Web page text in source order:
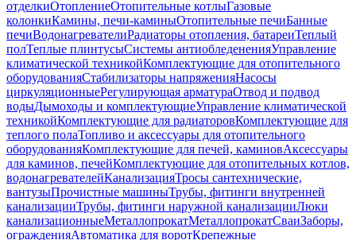
отделкиОтоплениеОтопительные котлыГазовые
колонкиКамины, печи-каминыОтопительные печиБанные
печиВодонагревателиРадиаторы отопления, батареиТеплый
полТеплые плинтусыСистемы антиобледененияУправление
климатической техникойКомплектующие для отопительного
оборудованияСтабилизаторы напряженияНасосы
циркуляционныеРегулирующая арматураОтвод и подвод
водыДымоходы и комплектующиеУправление климатической
техникойКомплектующие для радиаторовКомплектующие для
теплого полаТопливо и аксессуары для отопительного
оборудованияКомплектующие для печей, каминовАксессуары
для каминов, печейКомплектующие для отопительных котлов,
водонагревателейКанализацияТросы сантехнические,
вантузыПрочистные машиныТрубы, фитинги внутренней
канализацииТрубы, фитинги наружной канализацииЛюки
канализационныеМеталлопрокатМеталлопрокатСваиЗаборы,
огражденияАвтоматика для воротКрепежные